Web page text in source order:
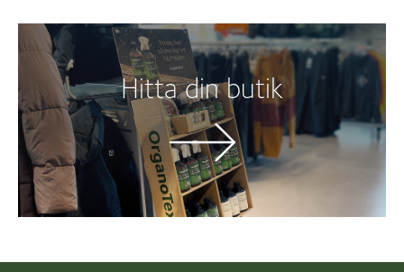
Hitta din butik